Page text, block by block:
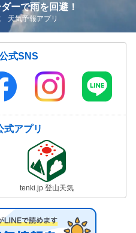
ーで雨を回避！
天気予報アプリ
式SNS
アプリ
tenki.jp 登山天気